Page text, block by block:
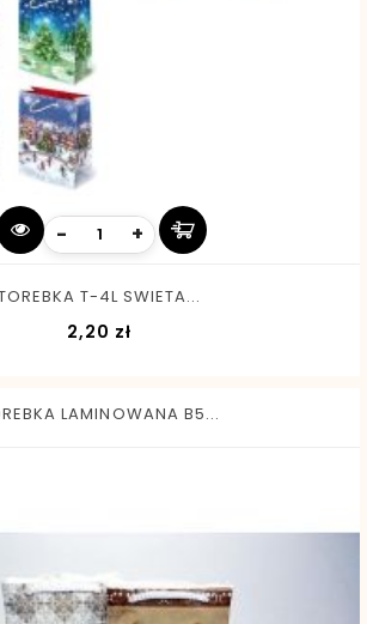
- +
T-4L SWIETA...
2,20 złCena
LAMINOWANA B5...